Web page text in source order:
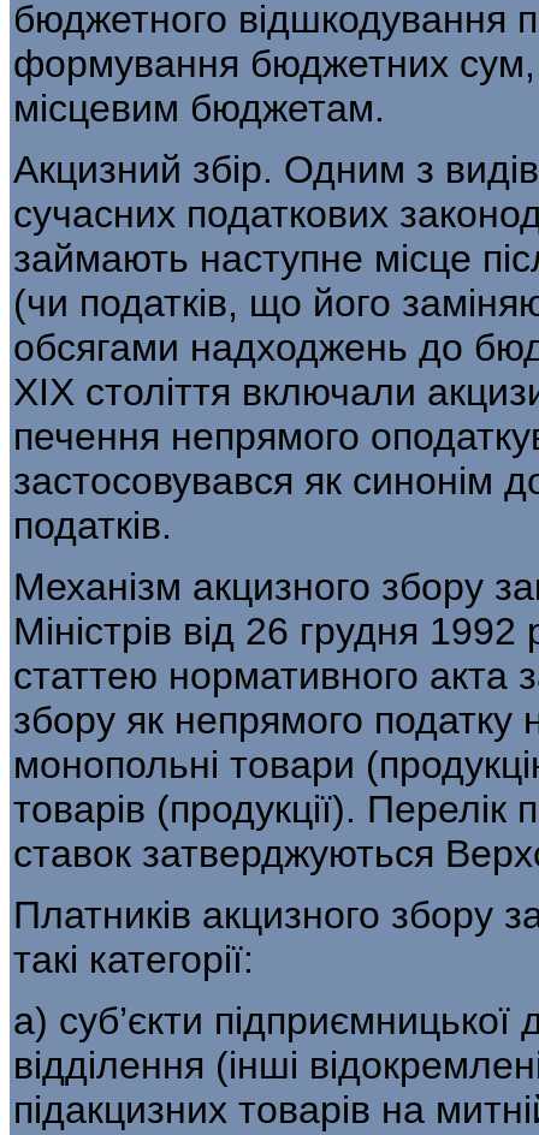
бюджетного відшко­дування
формування бюджетних сум,
місцевим бюджетам.
Акцизний збір. Одним з
су­часних податкових
займають наступне місце
(чи податків, що його
обсягами надходжень до
XIX століття включали
печення непрямого
застосо­вувався як синонім
податків.
Механізм акцизного збору
Міні­стрів від 26 грудня
статтею нормативного акта
збору як непря­мого податку
монопольні товари
товарів (продукції). Перелік
ставок затверджуються
Платників акцизного збору
такі категорії:
а) суб’єкти підприємницької
відділен­ня (інші
підакцизних товарів на